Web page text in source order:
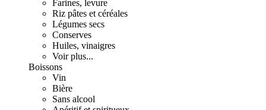
Farines, levure
Riz pâtes et céréales
Légumes secs
Conserves
Huiles, vinaigres
Voir plus...
Boissons
Vin
Bière
Sans alcool